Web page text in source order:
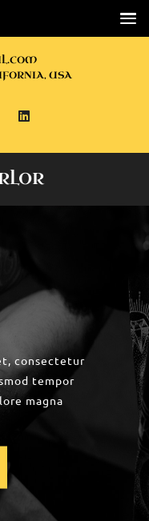
USA
consectetur
tempor
magna